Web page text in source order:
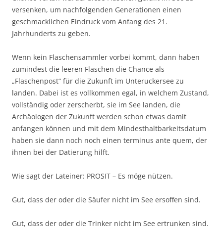
versenken, um nachfolgenden Generationen einen
geschmacklichen Eindruck vom Anfang des 21.
Jahrhunderts zu geben.
Wenn kein Flaschensammler vorbei kommt, dann haben
zumindest die leeren Flaschen die Chance als
„Flaschenpost“ für die Zukunft im Unteruckersee zu
landen. Dabei ist es vollkommen egal, in welchem Zustand,
vollständig oder zerscherbt, sie im See landen, die
Archäologen der Zukunft werden schon etwas damit
anfangen können und mit dem Mindesthaltbarkeitsdatum
haben sie dann noch noch einen terminus ante quem, der
ihnen bei der Datierung hilft.
Wie sagt der Lateiner: PROSIT – Es möge nützen.
Gut, dass der oder die Säufer nicht im See ersoffen sind.
Gut, dass der oder die Trinker nicht im See ertrunken sind.